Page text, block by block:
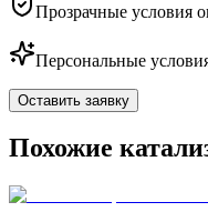
Прозрачные условия
Персональные
Оставить заявку
Похожие